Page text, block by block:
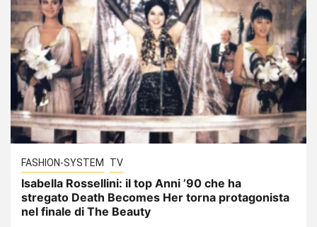
FASHION-SYSTEM TV
Isabella Rossellini: il top Anni ’90 che ha
stregato Death Becomes Her torna protagonista
nel finale di The Beauty